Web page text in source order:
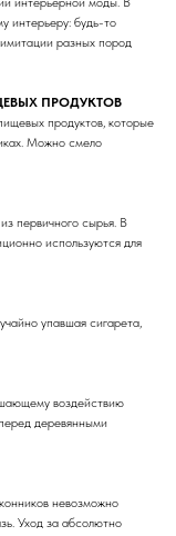
интерьеру: будь-то
разных пород
ПРОДУКТОВ
продуктов, которые
Можно смело
первичного сырья. В
используются для
упавшая сигарета,
воздействию
деревянными
невозможно
Уход за абсолютно